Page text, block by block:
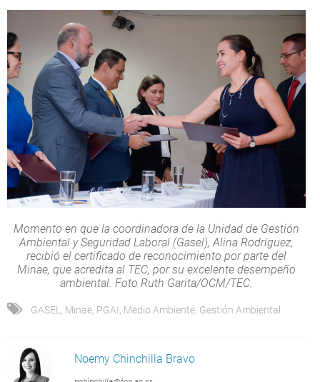
Momento en que la coordinadora de la Unidad de Gestión
Ambiental y Seguridad Laboral (Gasel), Alina Rodríguez,
recibió el certificado de reconocimiento por parte del
Minae, que acredita al TEC, por su excelente desempeño
ambiental. Foto Ruth Garita/OCM/TEC.
GASEL Minae PGAI Medio Ambiente Gestión Ambiental
Noemy Chinchilla Bravo